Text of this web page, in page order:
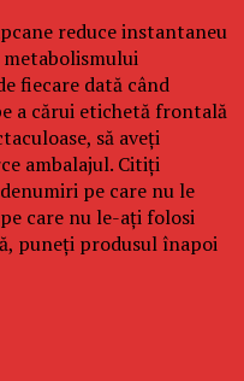
reduce instantaneu
fiecare dată când
a cărui etichetă frontală
să aveți
ambalajul. Citiți
pe care nu le
care nu le-ați folosi
puneți produsul înapoi